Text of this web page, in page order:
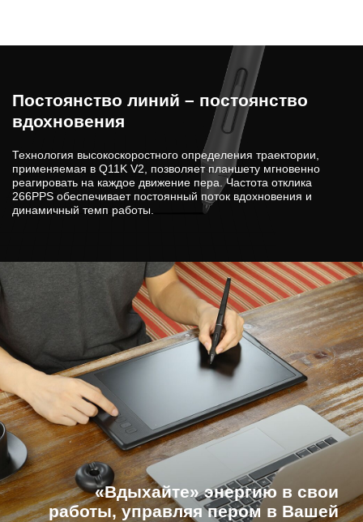
Постоянство линий – постоянство
вдохновения
Технология высокоскоростного определения траектории,
применяемая в Q11K V2, позволяет планшету мгновенно
реагировать на каждое движение пера. Частота отклика
266PPS обеспечивает постоянный поток вдохновения и
динамичный темп работы.
«Вдыхайте» энергию в свои
работы, управляя пером в Вашей